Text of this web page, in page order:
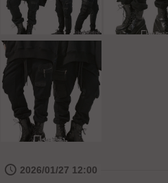
🕔 2026/01/27 12:00